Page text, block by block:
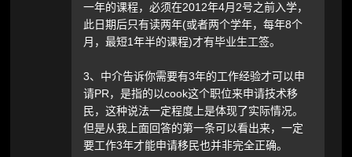
一年的课程，必须在2012年4月2号之前入学，
此日期后只有读两年(或者两个学年，每年8个
月，最短1年半的课程)才有毕业生工签。
3、中介告诉你需要有3年的工作经验才可以申
请PR，是指的以cook这个职位来申请技术移
民，这种说法一定程度上是体现了实际情况。
但是从我上面回答的第一条可以看出来，一定
要工作3年才能申请移民也并非完全正确。